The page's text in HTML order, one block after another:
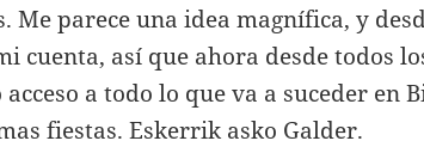
Me parece una idea magnífica, y
cuenta, así que ahora desde todos
a todo lo que va a suceder en
fiestas. Eskerrik asko Galder.